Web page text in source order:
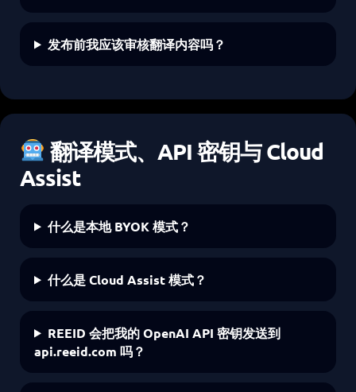
发布前我应该审核翻译内容吗？
翻译模式、API 密钥与 Cloud
Assist
什么是本地 BYOK 模式？
什么是 Cloud Assist 模式？
REEID 会把我的 OpenAI API 密钥发送到
api.reeid.com 吗？